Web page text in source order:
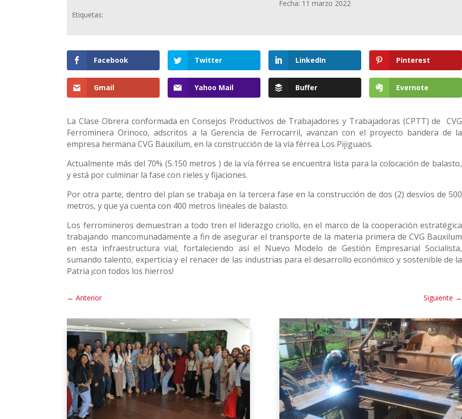
Etiquetas:
Fecha: 11 marzo 2022
Facebook Twitter LinkedIn Pinterest
Gmail Yahoo Mail Buffer Evernote
La Clase Obrera conformada en Consejos Productivos de Trabajadores y Trabajadoras (CPTT) de CVG
Ferrominera Orinoco, adscritos a la Gerencia de Ferrocarril, avanzan con el proyecto bandera de la
empresa hermana CVG Bauxilum, en la construcción de la vía férrea Los Pijiguaos.
Actualmente más del 70% (5.150 metros ) de la vía férrea se encuentra lista para la colocación de balasto,
y está por culminar la fase con rieles y fijaciones.
Por otra parte, dentro del plan se trabaja en la tercera fase en la construcción de dos (2) desvíos de 500
metros, y que ya cuenta con 400 metros lineales de balasto.
Los ferromineros demuestran a todo tren el liderazgo criollo, en el marco de la cooperación estratégica
trabajando mancomunadamente a fin de asegurar el transporte de la materia primera de CVG Bauxilum
en esta infraestructura vial, fortaleciendo así el Nuevo Modelo de Gestión Empresarial Socialista,
sumando talento, experticia y el renacer de las industrias para el desarrollo económico y sostenible de la
Patria ¡con todos los hierros!
←Anterior Siguiente →